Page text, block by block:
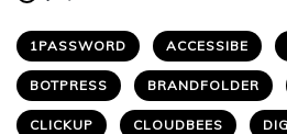
1PASSWORD ACCESSIBE
BOTPRESS BRANDFOLDER
CLICKUP CLOUDBEES